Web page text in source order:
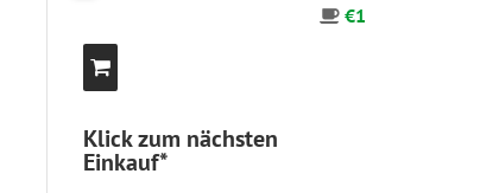
€1
Klick zum nächsten
Einkauf*